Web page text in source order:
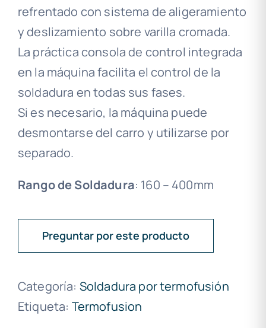
refrentado con sistema de aligeramiento
y deslizamiento sobre varilla cromada.
La práctica consola de control integrada
en la máquina facilita el control de la
soldadura en todas sus fases.
Si es necesario, la máquina puede
desmontarse del carro y utilizarse por
separado.
Rango de Soldadura: 160 – 400mm
Preguntar por este producto
Categoría: Soldadura por termofusión
Etiqueta: Termofusion